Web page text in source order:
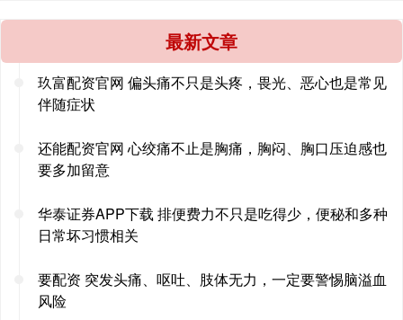
最新文章
玖富配资官网 偏头痛不只是头疼，畏光、恶心也是常见
伴随症状
还能配资官网 心绞痛不止是胸痛，胸闷、胸口压迫感也
要多加留意
华泰证券APP下载 排便费力不只是吃得少，便秘和多种
日常坏习惯相关
要配资 突发头痛、呕吐、肢体无力，一定要警惕脑溢血
风险